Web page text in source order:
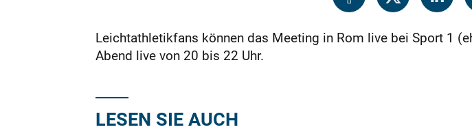
Leichtathletikfans können das Meeting in Rom live bei Sport 1
Abend live von 20 bis 22 Uhr.
LESEN SIE AUCH